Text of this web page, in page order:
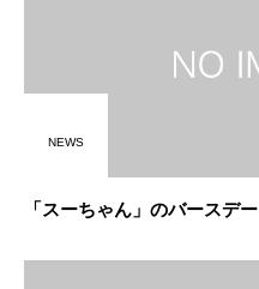
NEWS
「スーちゃん」のバースデー